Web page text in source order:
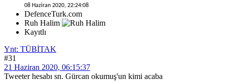
08 Haziran 2020, 22:24:08
DefenceTurk.com
Ruh Halim
Kayıtlı
Ynt: TÜBİTAK
#31
21 Haziran 2020, 06:15:37
Tweeter hesabı sn. Gürcan okumuş'un kimi acaba